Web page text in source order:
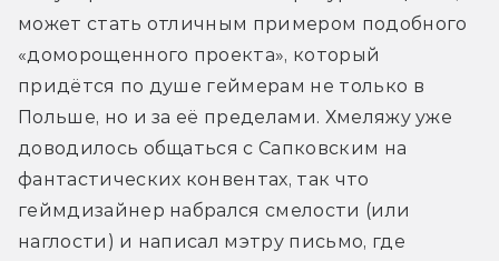
может стать отличным примером подобного
«доморощенного проекта», который
придётся по душе геймерам не только в
Польше, но и за её пределами. Хмеляжу уже
доводилось общаться с Сапковским на
фантастических конвентах, так что
геймдизайнер набрался смелости (или
наглости) и написал мэтру письмо, где